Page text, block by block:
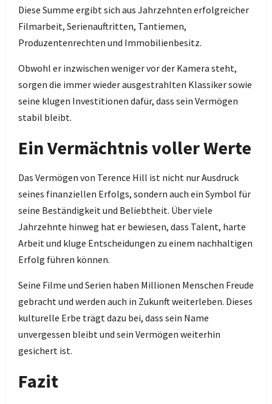
Diese Summe ergibt sich aus Jahrzehnten erfolgreicher
Filmarbeit, Serienauftritten, Tantiemen,
Produzentenrechten und Immobilienbesitz.
Obwohl er inzwischen weniger vor der Kamera steht,
sorgen die immer wieder ausgestrahlten Klassiker sowie
seine klugen Investitionen dafür, dass sein Vermögen
stabil bleibt.
Ein Vermächtnis voller Werte
Das Vermögen von Terence Hill ist nicht nur Ausdruck
seines finanziellen Erfolgs, sondern auch ein Symbol für
seine Beständigkeit und Beliebtheit. Über viele
Jahrzehnte hinweg hat er bewiesen, dass Talent, harte
Arbeit und kluge Entscheidungen zu einem nachhaltigen
Erfolg führen können.
Seine Filme und Serien haben Millionen Menschen Freude
gebracht und werden auch in Zukunft weiterleben. Dieses
kulturelle Erbe trägt dazu bei, dass sein Name
unvergessen bleibt und sein Vermögen weiterhin
gesichert ist.
Fazit